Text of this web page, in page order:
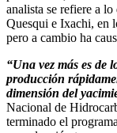
analista se refiere a
Quesqui e Ixachi, en
pero a cambio ha
“Una vez más es de
producción
dimensión del
Nacional de
terminado el